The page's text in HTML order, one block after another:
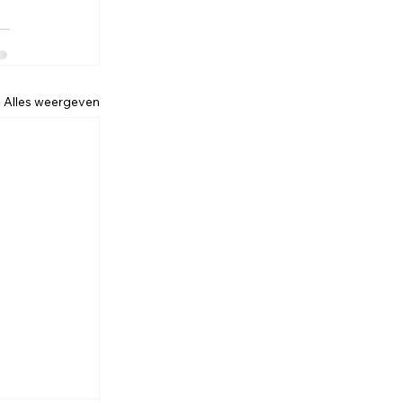
Alles weergeven